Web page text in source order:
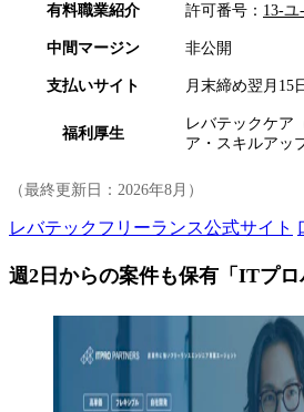
有料職業紹介 許可番号： 13-ユ
中間マージン 非公開
支払いサイト 月末締め翌月15
福利厚生
レバテックケア
ア・スキルアッ
（最終更新日： 2026年8月 ）
レバテックフリーランス公式サイト
週2日からの案件も保有「ITプロ